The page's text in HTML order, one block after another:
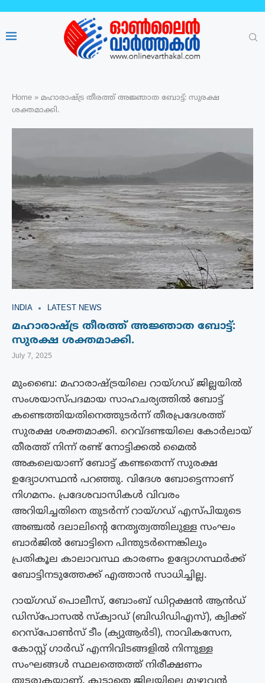
Home » മഹാരാഷ്ട്ര തീരത്ത് അ‍ജ്ഞാത ബോട്ട്: സുരക്ഷ
ശക്തമാക്കി.
INDIA LATEST NEWS
മഹാരാഷ്ട്ര തീരത്ത് അ‍ജ്ഞാത ബോട്ട്:
സുരക്ഷ ശക്തമാക്കി.
July 7, 2025
മുംബൈ: മഹാരാഷ്‌ട്രയിലെ റായ്ഗഡ് ജില്ലയിൽ
സംശയാസ്പദമായ സാഹചര്യത്തിൽ ബോട്ട്
കണ്ടെത്തിയതിനെത്തുടർന്ന് തീരപ്രദേശത്ത്
സുരക്ഷ ശക്തമാക്കി. റെവ്ദണ്ടയിലെ കോർലായ്
തീരത്ത് നിന്ന് രണ്ട് നോട്ടിക്കൽ മൈൽ
അകലെയാണ് ബോട്ട് കണ്ടതെന്ന് സുരക്ഷ
ഉദ്യോഗസ്ഥൻ പറഞ്ഞു. വിദേശ ബോട്ടെന്നാണ്
നിഗമനം. പ്രദേശവാസികൾ വിവരം
അറിയിച്ചതിനെ തുടർന്ന് റായ്ഗഡ് എസ്പിയുടെ
അഞ്ചൽ ദലാലിന്റെ നേതൃത്വത്തിലുള്ള സംഘം
ബാർജിൽ ബോട്ടിനെ പിന്തുടർന്നെങ്കിലും
പ്രതികൂല കാലാവസ്ഥ കാരണം ഉദ്യോ​ഗസ്ഥർക്ക്
ബോട്ടിനടുത്തേക്ക് എത്താൻ സാധിച്ചില്ല.
റായ്ഗഡ് പൊലീസ്, ബോംബ് ഡിറ്റക്ഷൻ ആൻഡ്
ഡിസ്പോസൽ സ്ക്വാഡ് (ബിഡിഡിഎസ്), ക്വിക്ക്
റെസ്‌പോൺസ് ടീം (ക്യുആർടി), നാവികസേന,
കോസ്റ്റ് ഗാർഡ് എന്നിവിടങ്ങളിൽ നിന്നുള്ള
സംഘങ്ങൾ സ്ഥലത്തെത്ത് നിരീക്ഷണം